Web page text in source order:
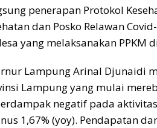
penerapan Protokol
dan Posko Relawan
yang melaksanakan PPKM
Lampung Arinal Djunaidi
Lampung yang mulai
negatif pada
1,67% (yoy). Pendapatan